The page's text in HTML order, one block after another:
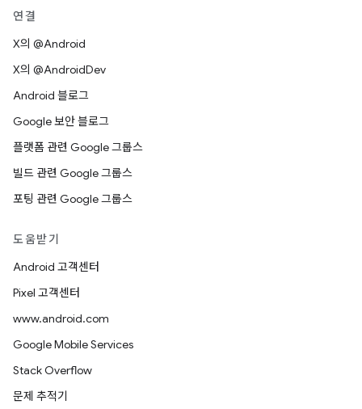
연결
X의 @Android
X의 @AndroidDev
Android 블로그
Google 보안 블로그
플랫폼 관련 Google 그룹스
빌드 관련 Google 그룹스
포팅 관련 Google 그룹스
도움받기
Android 고객센터
Pixel 고객센터
www.android.com
Google Mobile Services
Stack Overflow
문제 추적기